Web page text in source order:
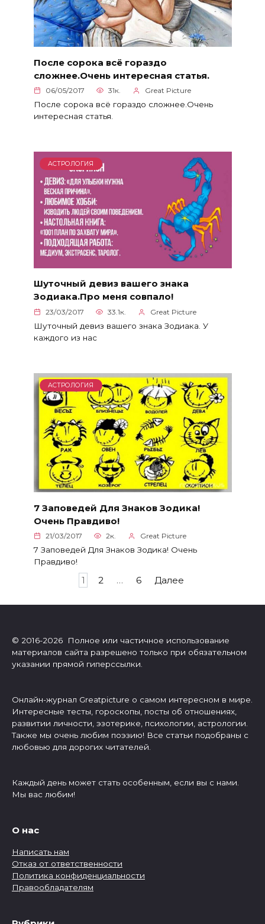
После сорока всё гораздо
сложнее.Очень интересная статья.
06/05/2017 31к. Great Picture
После сорока всё гораздо сложнее.Очень
интересная статья.
АСТРОЛОГИЯ
Шуточный девиз вашего знака
Зодиака.Про меня совпало!
23/03/2017 33.1к. Great Picture
Шуточный девиз вашего знака Зодиака. У
каждого из нас
АСТРОЛОГИЯ
7 Заповедей Для Знаков Зодика!
Очень Правдиво!
21/03/2017 2к. Great Picture
7 Заповедей Для Знаков Зодика! Очень
Правдиво!
1 2 … 6 Далее
© 2016-2026 Полное или частичное использование
материалов сайта разрешено только при обязательном
указании прямой гиперссылки.
Онлайн-журнал Greatpicture о самом интересном в мире.
Интересные тесты, гороскопы, посты об отношениях,
развитии личности, эзотерике, психологии, астрологии.
Также мы очень любим поэзию! Все статьи подобраны с
любовью для дорогих читателей.
Каждый день может стать особенным, если вы с нами.
Мы вас любим!
О нас
Написать нам
Отказ от ответственности
Политика конфиденциальности
Правообладателям